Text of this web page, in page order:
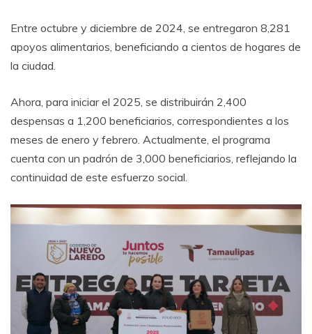
Entre octubre y diciembre de 2024, se entregaron 8,281
apoyos alimentarios, beneficiando a cientos de hogares de
la ciudad.
Ahora, para iniciar el 2025, se distribuirán 2,400
despensas a 1,200 beneficiarios, correspondientes a los
meses de enero y febrero. Actualmente, el programa
cuenta con un padrón de 3,000 beneficiarios, reflejando la
continuidad de este esfuerzo social.